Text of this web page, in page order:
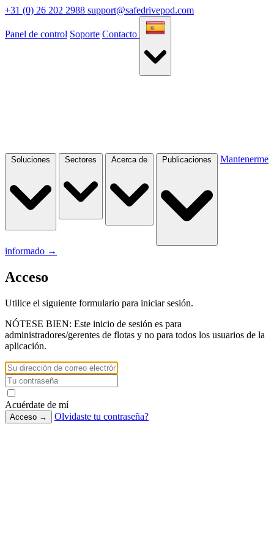
+31 (0) 26 202 2988 support@safedrivepod.com
Panel de control Soporte Contacto
Soluciones Sectores Acerca de Publicaciones Mantenerme
informado →
Acceso
Utilice el siguiente formulario para iniciar sesión.
NÓTESE BIEN: Este inicio de sesión es para
administradores/gerentes de flotas y no para todos los usuarios de la
aplicación.
Acuérdate de mí
Acceso → Olvidaste tu contraseña?